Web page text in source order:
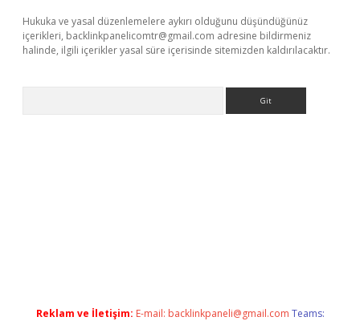
Hukuka ve yasal düzenlemelere aykırı olduğunu düşündüğünüz
içerikleri, backlinkpanelicomtr@gmail.com adresine bildirmeniz
halinde, ilgili içerikler yasal süre içerisinde sitemizden kaldırılacaktır.
Reklam ve İletişim: E-mail: backlinkpaneli@gmail.com Teams: